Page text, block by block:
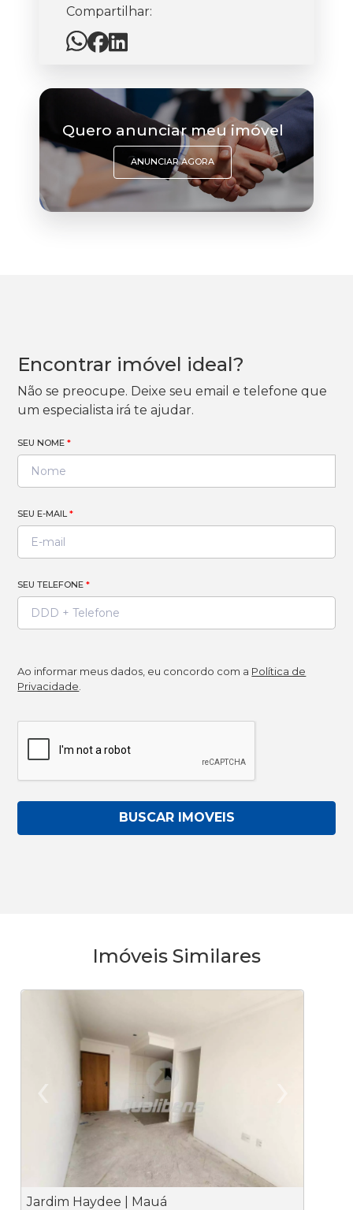
Compartilhar:
Quero anunciar meu imóvel
ANUNCIAR AGORA
Encontrar imóvel ideal?
Não se preocupe. Deixe seu email e telefone que
um especialista irá te ajudar.
SEU NOME*
SEU E-MAIL*
SEU TELEFONE*
Ao informar meus dados, eu concordo com a Política de
Privacidade
BUSCAR IMOVEIS
Imóveis Similares
‹
Previous
Jardim Haydee | Mauá